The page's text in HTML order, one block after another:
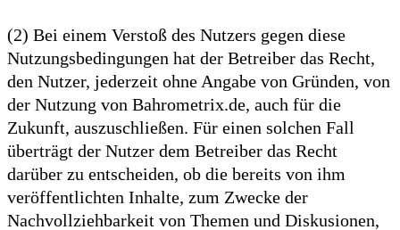
(2) Bei einem Verstoß des Nutzers gegen diese
Nutzungsbedingungen hat der Betreiber das Recht,
den Nutzer, jederzeit ohne Angabe von Gründen, von
der Nutzung von Bahrometrix.de, auch für die
Zukunft, auszuschließen. Für einen solchen Fall
überträgt der Nutzer dem Betreiber das Recht
darüber zu entscheiden, ob die bereits von ihm
veröffentlichten Inhalte, zum Zwecke der
Nachvollziehbarkeit von Themen und Diskusionen,